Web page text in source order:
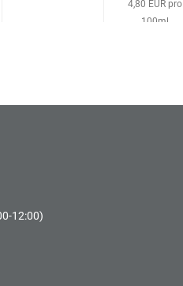
4,80 EUR pro
100ml
12:00)